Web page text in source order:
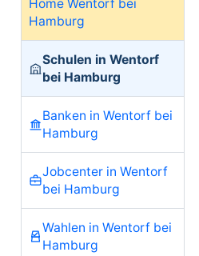
Home Wentorf bei
Hamburg
Schulen in Wentorf
bei Hamburg
Banken in Wentorf bei
Hamburg
Jobcenter in Wentorf
bei Hamburg
Wahlen in Wentorf bei
Hamburg